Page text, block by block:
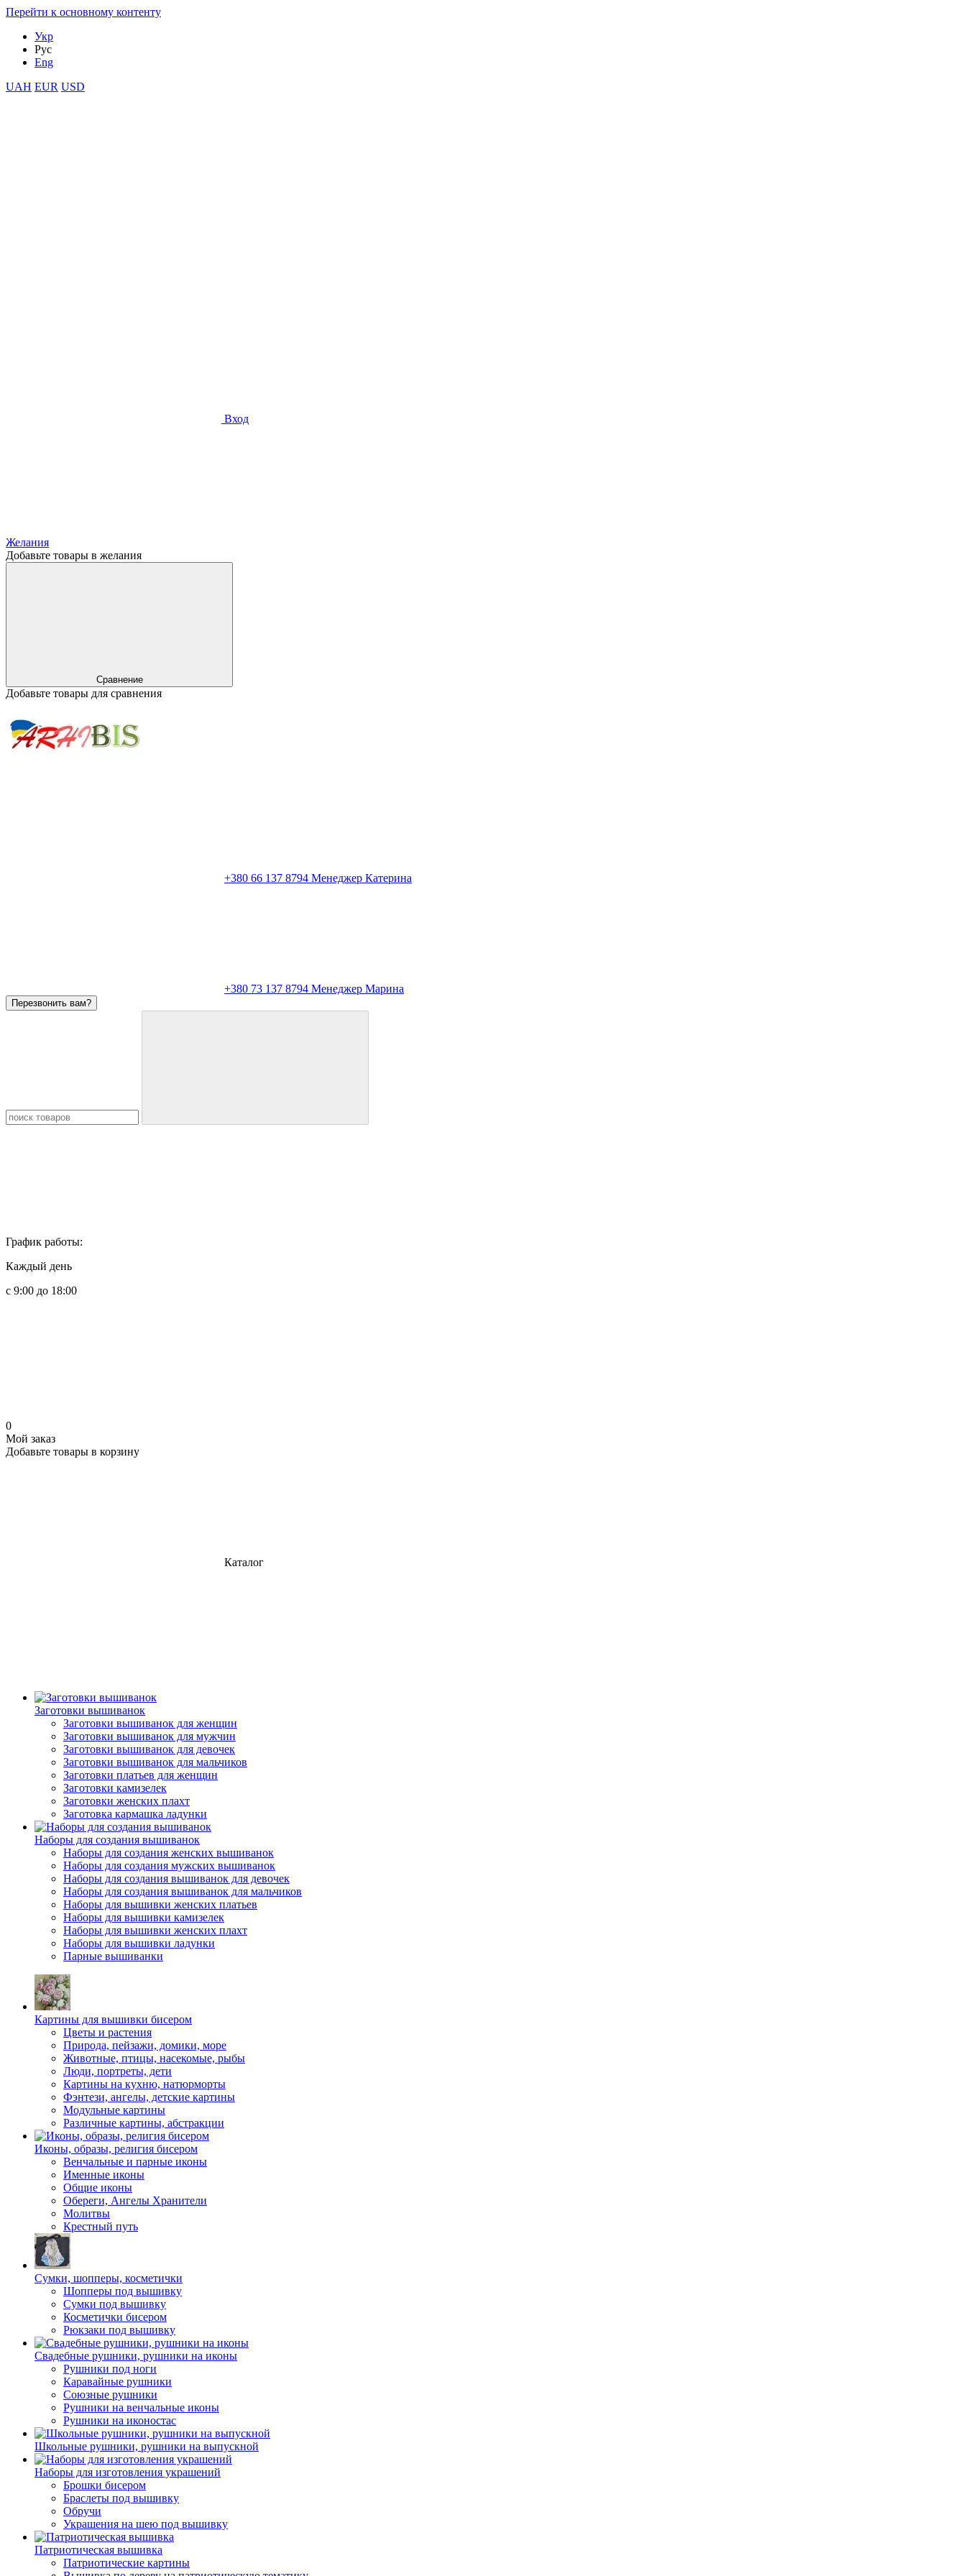
Перейти к основному контенту
Укр
Рус
Eng
UAH EUR USD
Вход
Желания
Добавьте товары в желания
Сравнение
Добавьте товары для сравнения
+380 66 137 8794 Менеджер Катерина
+380 73 137 8794 Менеджер Марина
Перезвонить вам?
График работы:
Каждый день
с 9:00 до 18:00
0
Мой заказ
Добавьте товары в корзину
Каталог
Заготовки вышиванок
Заготовки вышиванок для женщин
Заготовки вышиванок для мужчин
Заготовки вышиванок для девочек
Заготовки вышиванок для мальчиков
Заготовки платьев для женщин
Заготовки камизелек
Заготовки женских плахт
Заготовка кармашка ладунки
Наборы для создания вышиванок
Наборы для создания женских вышиванок
Наборы для создания мужских вышиванок
Наборы для создания вышиванок для девочек
Наборы для создания вышиванок для мальчиков
Наборы для вышивки женских платьев
Наборы для вышивки камизелек
Наборы для вышивки женских плахт
Наборы для вышивки ладунки
Парные вышиванки
Картины для вышивки бисером
Цветы и растения
Природа, пейзажи, домики, море
Животные, птицы, насекомые, рыбы
Люди, портреты, дети
Картины на кухню, натюрморты
Фэнтези, ангелы, детские картины
Модульные картины
Различные картины, абстракции
Иконы, образы, религия бисером
Венчальные и парные иконы
Именные иконы
Общие иконы
Обереги, Ангелы Хранители
Молитвы
Крестный путь
Сумки, шопперы, косметички
Шопперы под вышивку
Сумки под вышивку
Косметички бисером
Рюкзаки под вышивку
Свадебные рушники, рушники на иконы
Рушники под ноги
Каравайные рушники
Союзные рушники
Рушники на венчальные иконы
Рушники на иконостас
Школьные рушники, рушники на выпускной
Наборы для изготовления украшений
Брошки бисером
Браслеты под вышивку
Обручи
Украшения на шею под вышивку
Патриотическая вышивка
Патриотические картины